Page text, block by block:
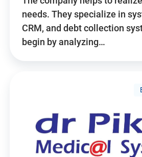
needs. They specialize in
CRM, and debt collection
begin by analyzing…